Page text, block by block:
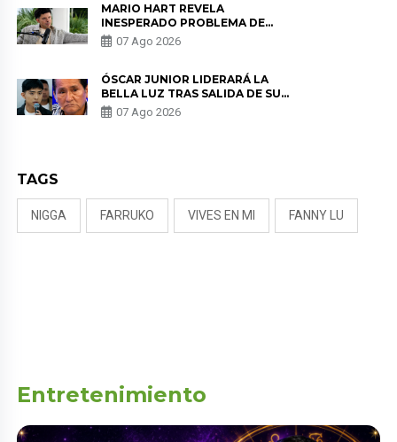
MARIO HART REVELA
INESPERADO PROBLEMA DE
SALUD ANTES DE SEPARARSE DE
KORINA: “ME ENCONTRARON UN
07 Ago 2026
ÓSCAR JUNIOR LIDERARÁ LA
BELLA LUZ TRAS SALIDA DE SU
PADRE POR POLÉMICA CON
NALDY SALDAÑA
07 Ago 2026
TAGS
NIGGA FARRUKO VIVES EN MI FANNY LU
Entretenimiento